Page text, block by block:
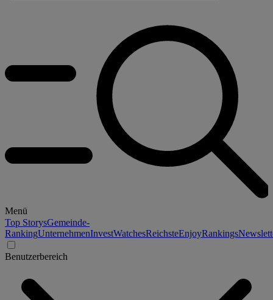
Menü
Top StorysGemeinde-
RankingUnternehmenInvestWatchesReichsteEnjoyRankings
Benutzerbereich